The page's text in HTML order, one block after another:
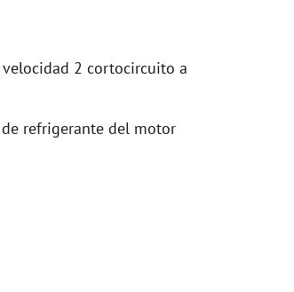
2 cortocircuito a
refrigerante del motor